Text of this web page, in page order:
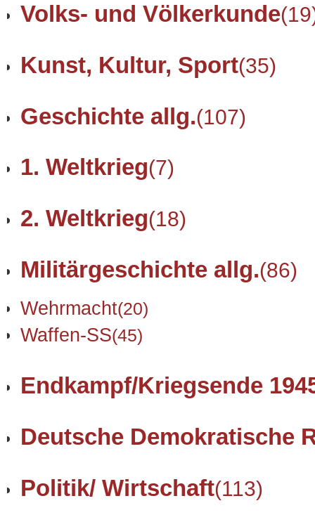
Volks- und Völkerkunde
Kunst, Kultur, Sport(35)
Geschichte allg.(107)
1. Weltkrieg(7)
2. Weltkrieg(18)
Militärgeschichte allg.(86)
Wehrmacht(20)
Waffen-SS(45)
Endkampf/Kriegsende
Deutsche Demokratische
Politik/ Wirtschaft(113)